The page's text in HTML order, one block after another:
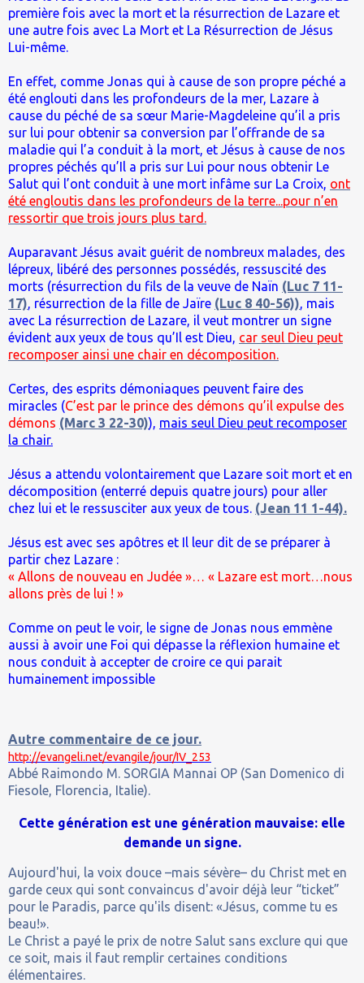
première fois avec la mort et la résurrection de Lazare et
une autre fois avec La Mort et La Résurrection de Jésus
Lui-même.
En effet, comme Jonas qui à cause de son propre péché a
été englouti dans les profondeurs de la mer, Lazare à
cause du péché de sa sœur Marie-Magdeleine qu’il a pris
sur lui pour obtenir sa conversion par l’offrande de sa
maladie qui l’a conduit à la mort, et Jésus à cause de nos
propres péchés qu’Il a pris sur Lui pour nous obtenir Le
Salut qui l’ont conduit à une mort infâme sur La Croix, ont
été engloutis dans les profondeurs de la terre...pour n’en
ressortir que trois jours plus tard.
Auparavant Jésus avait guérit de nombreux malades, des
lépreux, libéré des personnes possédés, ressuscité des
morts (résurrection du fils de la veuve de Naïn (Luc 7 11-
17), résurrection de la fille de Jaïre (Luc 8 40-56)), mais
avec La résurrection de Lazare, il veut montrer un signe
évident aux yeux de tous qu’Il est Dieu, car seul Dieu peut
recomposer ainsi une chair en décomposition.
Certes, des esprits démoniaques peuvent faire des
miracles (C’est par le prince des démons qu’il expulse des
démons (Marc 3 22-30)), mais seul Dieu peut recomposer
la chair.
Jésus a attendu volontairement que Lazare soit mort et en
décomposition (enterré depuis quatre jours) pour aller
chez lui et le ressusciter aux yeux de tous. (Jean 11 1-44).
Jésus est avec ses apôtres et Il leur dit de se préparer à
partir chez Lazare :
« Allons de nouveau en Judée »… « Lazare est mort…nous
allons près de lui ! »
Comme on peut le voir, le signe de Jonas nous emmène
aussi à avoir une Foi qui dépasse la réflexion humaine et
nous conduit à accepter de croire ce qui parait
humainement impossible
Autre commentaire de ce jour.
http://evangeli.net/evangile/jour/IV_253
Abbé Raimondo M. SORGIA Mannai OP (San Domenico di
Fiesole, Florencia, Italie).
Cette génération est une génération mauvaise: elle
demande un signe.
Aujourd'hui, la voix douce –mais sévère– du Christ met en
garde ceux qui sont convaincus d'avoir déjà leur “ticket”
pour le Paradis, parce qu'ils disent: «Jésus, comme tu es
beau!».
Le Christ a payé le prix de notre Salut sans exclure qui que
ce soit, mais il faut remplir certaines conditions
élémentaires.